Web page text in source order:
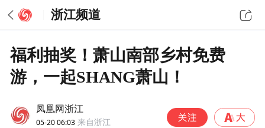
浙江频道
福利抽奖！萧山南部乡村免费
游，一起SHANG萧山！
凤凰网浙江
05-20 06:03 来自浙江